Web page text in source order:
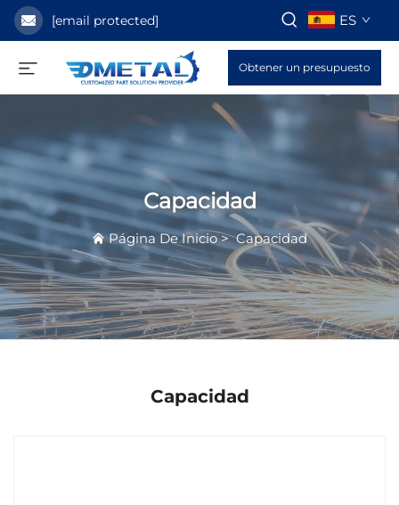
[email protected] ES
Obtener un presupuesto
Capacidad
Página De Inicio>Capacidad
Capacidad